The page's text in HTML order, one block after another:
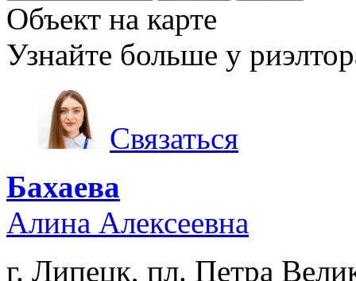
Объект на карте
Узнайте больше у
Связаться
Бахаева
Алина Алексеевна
г. Липецк, пл. Петра